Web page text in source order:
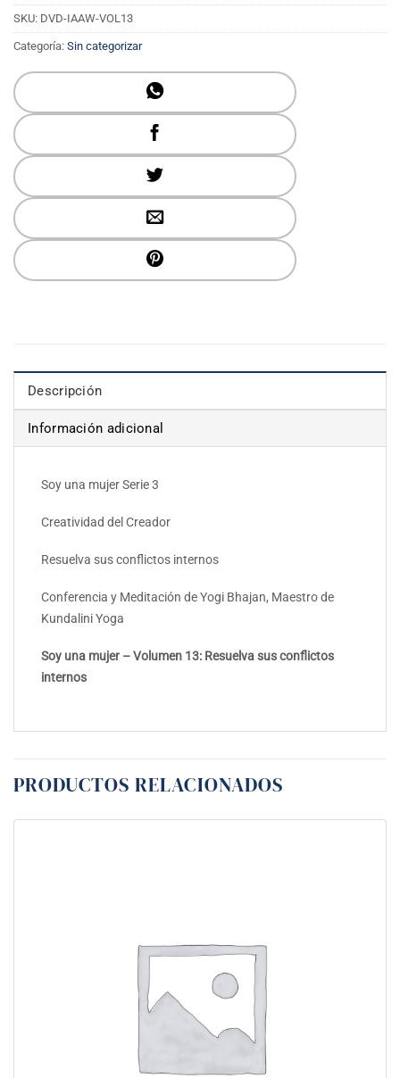
SKU: DVD-IAAW-VOL13
Categoría: Sin categorizar
Descripción
Información adicional
Soy una mujer Serie 3
Creatividad del Creador
Resuelva sus conflictos internos
Conferencia y Meditación de Yogi Bhajan, Maestro de
Kundalini Yoga
Soy una mujer – Volumen 13: Resuelva sus conflictos
internos
PRODUCTOS RELACIONADOS